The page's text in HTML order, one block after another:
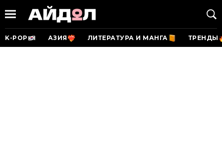
K-POP АЗИЯ ЛИТЕРАТУРА И МАНГА ТРЕНДЫ